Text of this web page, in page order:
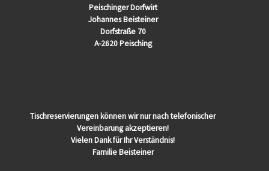
Peischinger Dorfwirt
Johannes Beisteiner
Dorfstraße 70
A-2620 Peisching
Tischreservierungen können wir nur nach telefonischer
Vereinbarung akzeptieren!
Vielen Dank für Ihr Verständnis!
Familie Beisteiner